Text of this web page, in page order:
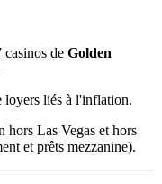
de Golden
loyers liés à l'inflation.
hors Las Vegas et hors
et prêts mezzanine).